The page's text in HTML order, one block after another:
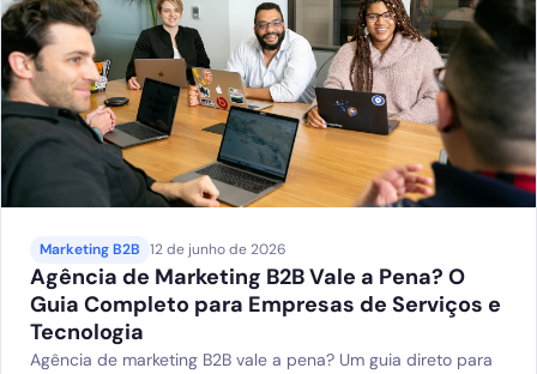
Marketing B2B 12 de junho de 2026
Agência de Marketing B2B Vale a Pena? O
Guia Completo para Empresas de Serviços e
Tecnologia
Agência de marketing B2B vale a pena? Um guia direto para